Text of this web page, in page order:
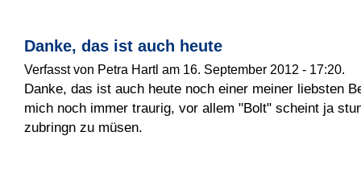
Danke, das ist auch heute
Verfasst von Petra Hartl am 16. September 2012 - 17:20.
Danke, das ist auch heute noch einer meiner liebsten
mich noch immer traurig, vor allem "Bolt" scheint ja
zubringn zu müsen.